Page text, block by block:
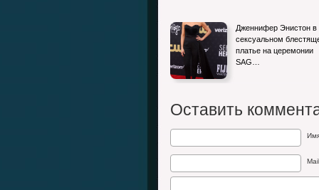
Похудевшая и с бордовыми когтями:
выход Lizzo на красной…
Дженнифер Энистон в
сексуальном
платье на церемонии
SAG…
Оставить